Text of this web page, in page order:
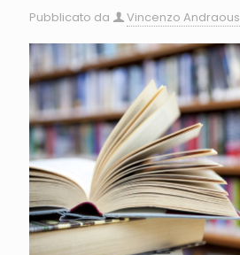
Pubblicato da Vincenzo Andraous